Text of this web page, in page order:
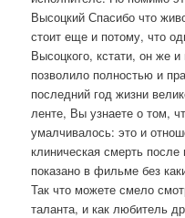
Высоцкий Спасибо что
стоит еще и потому, что
Высоцкого, кстати, он же
позволило полностью и
последний год жизни
ленте, Вы узнаете о том,
умалчивалось: это и
клиническая смерть
показано в фильме без
Так что можете смело
таланта, и как любитель